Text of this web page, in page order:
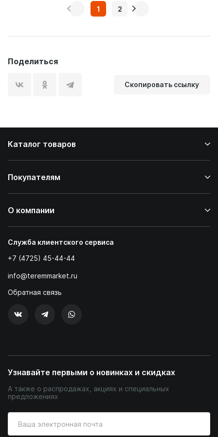
1 2
Поделиться
Скопировать ссылку
Каталог товаров
Покупателям
О компании
Служба клиентского сервиса
+7 (4725) 45-44-44
info@teremmarket.ru
Обратная связь
Узнавайте первыми о новинках и скидках
А также о распродажах, акциях и специальных
предложениях
ваш